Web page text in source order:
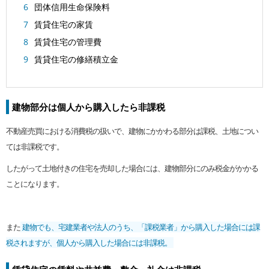
団体信用生命保険料
賃貸住宅の家賃
賃貸住宅の管理費
賃貸住宅の修繕積立金
建物部分は個人から購入したら非課税
不動産売買における消費税の扱いで、建物にかかわる部分は課税、土地につい
ては非課税です。
したがって土地付きの住宅を売却した場合には、建物部分にのみ税金がかかる
ことになります。
また建物でも、宅建業者や法人のうち、「課税業者」から購入した場合には課
税されますが、個人から購入した場合には非課税。